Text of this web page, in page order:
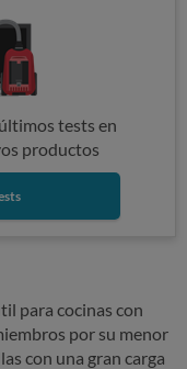
tests en
productos
para cocinas con
por su menor
con una gran carga